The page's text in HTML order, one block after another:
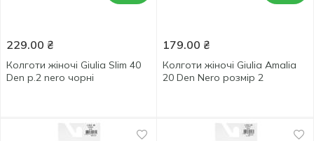
229.00 ₴
Колготи жіночі Giulia Slim 40
Den р.2 nero чорні
179.00 ₴
Колготи жіночі Giulia Amalia
20 Den Nero розмір 2